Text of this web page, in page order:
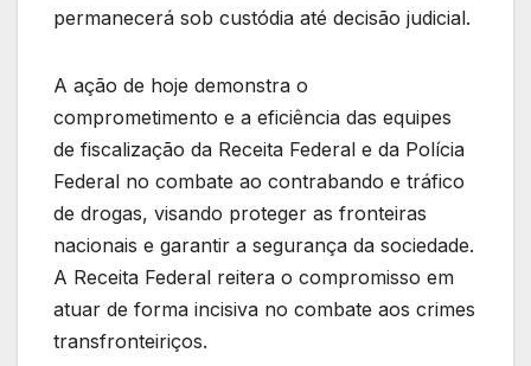
permanecerá sob custódia até decisão judicial.
A ação de hoje demonstra o
comprometimento e a eficiência das equipes
de fiscalização da Receita Federal e da Polícia
Federal no combate ao contrabando e tráfico
de drogas, visando proteger as fronteiras
nacionais e garantir a segurança da sociedade.
A Receita Federal reitera o compromisso em
atuar de forma incisiva no combate aos crimes
transfronteiriços.